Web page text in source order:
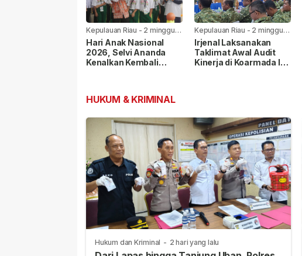
Kepulauan Riau - 2 minggu
yang lalu
Hari Anak Nasional
2026, Selvi Ananda
Kenalkan Kembali
Kepulauan Riau - 2 minggu
yang lalu
Irjenal Laksanakan
Taklimat Awal Audit
Kinerja di Koarmada I,
HUKUM & KRIMINAL
Hukum dan Kriminal - 2 hari yang lalu